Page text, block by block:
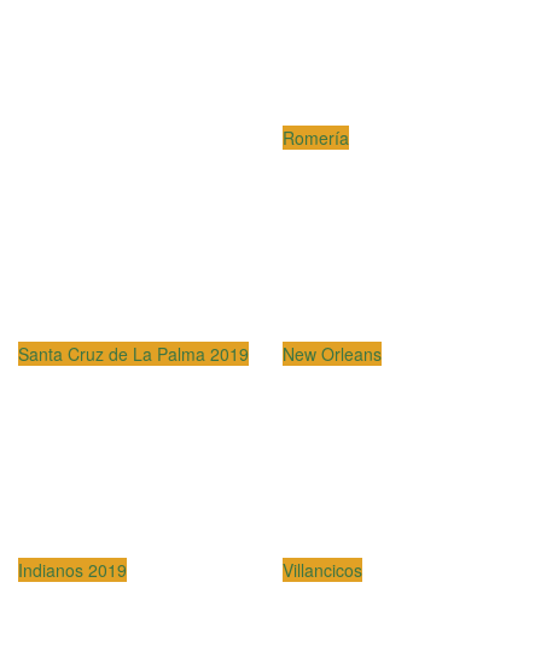
Romería
Santa Cruz de La Palma 2019 New Orleans
Indianos 2019 Villancicos